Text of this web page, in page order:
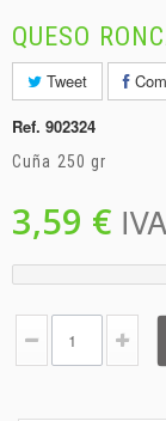
QUESO
Tweet
Ref. 902324
Cuña 250 gr
3,59 €